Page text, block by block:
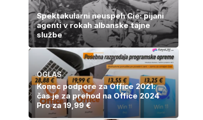
Spektakularni neuspeh Cie: pijani
agenti v rokah albanske tajne
službe
OGLAS
Konec podpore za Office 2021:
čas je za prehod na Office 2024
Pro za 19,99 €